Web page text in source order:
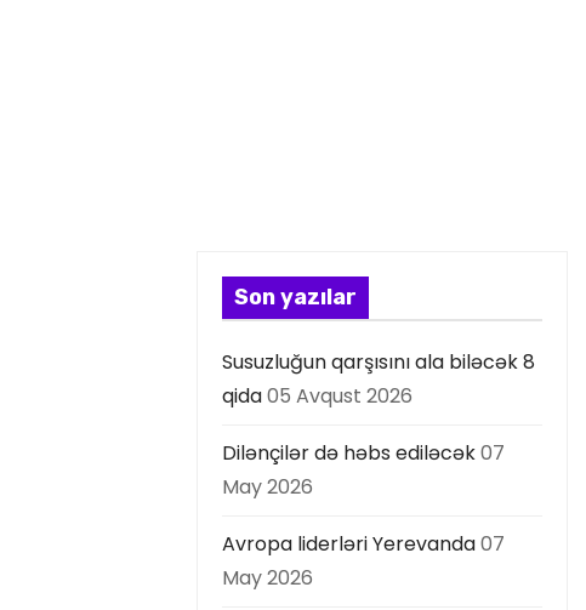
Son yazılar
Susuzluğun qarşısını ala biləcək 8
qida05 Avqust 2026
Dilənçilər də həbs ediləcək07
May 2026
Avropa liderləri Yerevanda07
May 2026